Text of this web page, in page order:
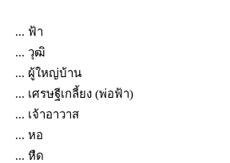
... ฟ้า
... วุฒิ
... ผู้ใหญ่บ้าน
... เศรษฐีเกลี้ยง (พ่อฟ้า)
... เจ้าอาวาส
... หอ
... หืด